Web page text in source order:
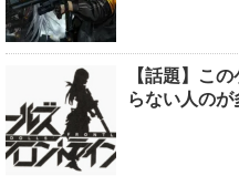
【話題】こ
らない人のが